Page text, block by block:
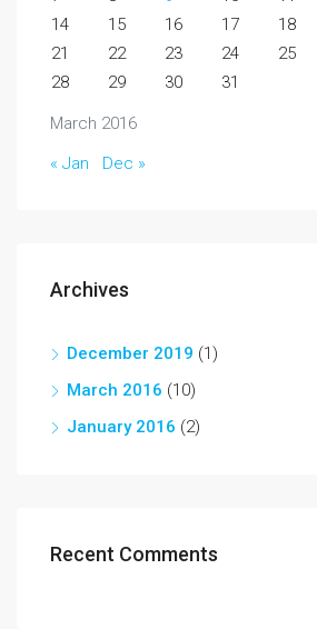
March 2016
14
15 16 17 18
21
22 23 24 25
28
29 30 31
« Jan Dec »
Archives
December 2019 (1)
March 2016 (10)
January 2016 (2)
Recent Comments